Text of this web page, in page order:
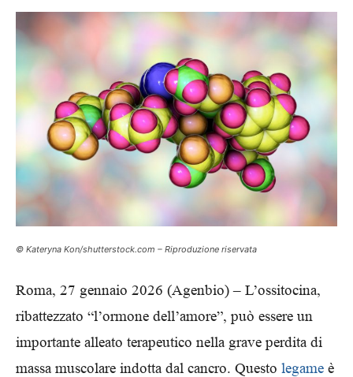
© Kateryna Kon/shutterstock.com – Riproduzione riservata
Roma, 27 gennaio 2026 (Agenbio) – L’ossitocina,
ribattezzato “l’ormone dell’amore”, può essere un
importante alleato terapeutico nella grave perdita di
massa muscolare indotta dal cancro. Questo legame è